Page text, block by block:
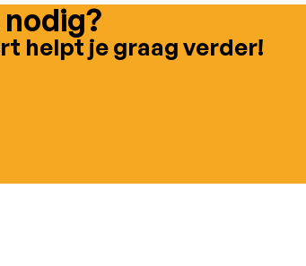
helpt je graag verder!